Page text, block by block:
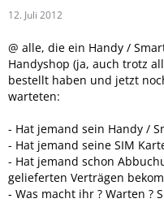
12. Juli 2012
@ alle, die ein Handy /
Handyshop (ja, auch trotz
bestellt haben und jetzt
warteten:
- Hat jemand sein Handy /
- Hat jemand seine SIM
- Hat jemand schon
gelieferten Verträgen
- Was macht ihr ? Warten ?